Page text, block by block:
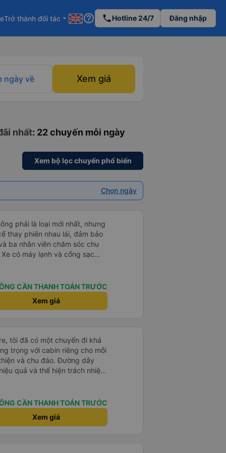
Trở thành đối tác arrow_drop_down help_outline phoneHotline 24/7 Đăng nhập
ngày về Xem giá
nhất: 22 chuyến mỗi ngày
Xem bộ lọc chuyến phổ biến
Chọn ngày
phải là loại mới nhất, nhưng
thay phiên nhau lái, đảm bảo
ba nhân viên chăm sóc chu
có máy lạnh và cổng sạc
bến xe để lên xe, nhưng do
9 tiếng. Tôi hài lòng với
CẦN THANH TOÁN TRƯỚC
Xem giá
tôi đã có một chuyến đi khá
trọng với cabin riêng cho mỗi
và chu đáo. Đường dây
quả và thể hiện trách nhiệm
đến việc hủy dịch vụ. -0.5 sao
đại diện của công ty,
Xe buýt khởi hành và đến
CẦN THANH TOÁN TRƯỚC
Xem giá